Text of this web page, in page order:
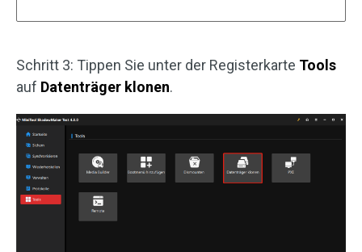
Schritt 3: Tippen Sie unter der Registerkarte Tools
auf Datenträger klonen.